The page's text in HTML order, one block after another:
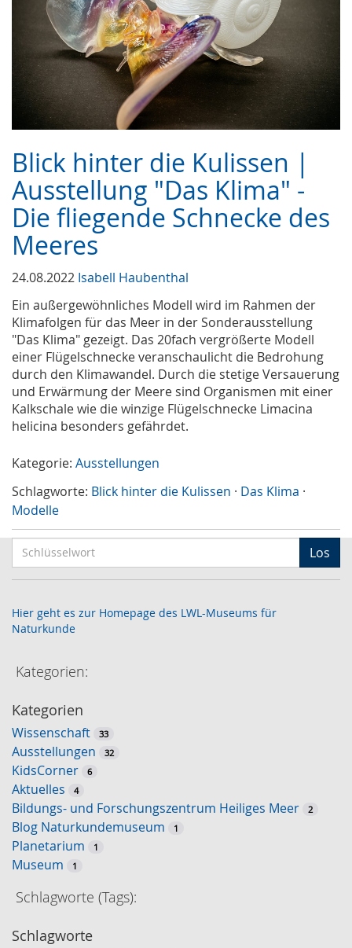
Blick hinter die Kulissen |
Ausstellung "Das Klima" -
Die fliegende Schnecke des
Meeres
24.08.2022 Isabell Haubenthal
Ein außergewöhnliches Modell wird im Rahmen der
Klimafolgen für das Meer in der Sonderausstellung
"Das Klima" gezeigt. Das 20fach vergrößerte Modell
einer Flügelschnecke veranschaulicht die Bedrohung
durch den Klimawandel. Durch die stetige Versauerung
und Erwärmung der Meere sind Organismen mit einer
Kalkschale wie die winzige Flügelschnecke Limacina
helicina besonders gefährdet.
Kategorie: Ausstellungen
Schlagworte: Blick hinter die Kulissen · Das Klima ·
Modelle
c
h
ü
e
w
o
r
t
-
S
u
c
h
Los
Hier geht es zur Homepage des LWL-Museums für
Naturkunde
Kategorien:
Kategorien
Wissenschaft 33
Ausstellungen 32
KidsCorner 6
Aktuelles 4
Bildungs- und Forschungszentrum Heiliges Meer 2
Blog Naturkundemuseum 1
Planetarium 1
Museum 1
Schlagworte (Tags):
Schlagworte